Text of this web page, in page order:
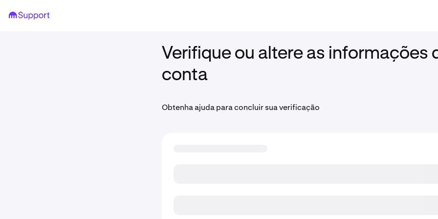
Verifique ou altere as informações
conta
Obtenha ajuda para concluir sua verificação